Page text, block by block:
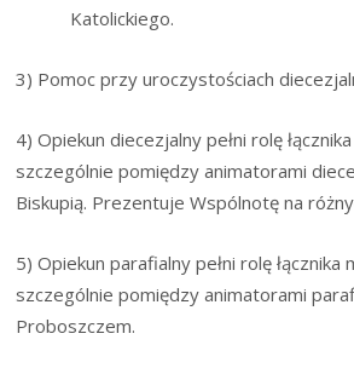
Katolickiego.
3) Pomoc przy uro­czy­sto­ściach
4) Opie­kun die­ce­zjal­ny peł­ni rolę
szcze­gól­nie pomię­dzy ani­ma­to­ra­mi
Bisku­pią. Pre­zen­tu­je Wspól­no­tę na
5) Opie­kun para­fial­ny peł­ni rolę łącz­ni­ka
szcze­gól­nie pomię­dzy ani­ma­to­ra­mi
Proboszczem.